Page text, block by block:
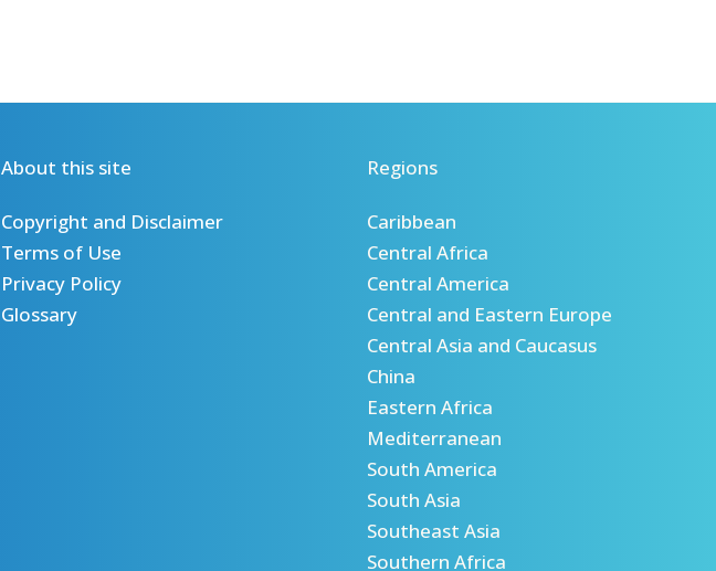
About this site
Copyright and Disclaimer
Terms of Use
Privacy Policy
Glossary
Regions
Caribbean
Central Africa
Central America
Central and Eastern Europe
Central Asia and Caucasus
China
Eastern Africa
Mediterranean
South America
South Asia
Southeast Asia
Southern Africa